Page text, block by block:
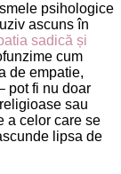
psihologice
ascuns în
sadică și
cum
de empatie,
pot fi nu doar
sau
a celor care se
lipsa de